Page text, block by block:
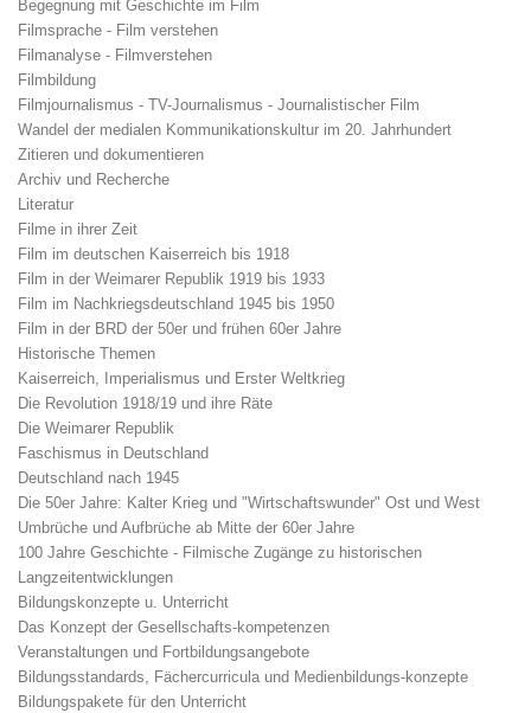
Begegnung mit Geschichte im Film
Filmsprache - Film verstehen
Filmanalyse - Filmverstehen
Filmbildung
Filmjournalismus - TV-Journalismus - Journalistischer Film
Wandel der medialen Kommunikationskultur im 20. Jahrhundert
Zitieren und dokumentieren
Archiv und Recherche
Literatur
Filme in ihrer Zeit
Film im deutschen Kaiserreich bis 1918
Film in der Weimarer Republik 1919 bis 1933
Film im Nachkriegsdeutschland 1945 bis 1950
Film in der BRD der 50er und frühen 60er Jahre
Historische Themen
Kaiserreich, Imperialismus und Erster Weltkrieg
Die Revolution 1918/19 und ihre Räte
Die Weimarer Republik
Faschismus in Deutschland
Deutschland nach 1945
Die 50er Jahre: Kalter Krieg und "Wirtschaftswunder" Ost und West
Umbrüche und Aufbrüche ab Mitte der 60er Jahre
100 Jahre Geschichte - Filmische Zugänge zu historischen
Langzeitentwicklungen
Bildungskonzepte u. Unterricht
Das Konzept der Gesellschafts-kompetenzen
Veranstaltungen und Fortbildungsangebote
Bildungsstandards, Fächercurricula und Medienbildungs-konzepte
Bildungspakete für den Unterricht